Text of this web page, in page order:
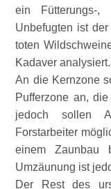
ein Fütterungs-,
Unbefugten ist
toten
Kadaver analysiert.
An die Kernzone
Pufferzone an,
jedoch sollen
Forstarbeiter
einem Zaunbau
Umzäunung ist
Der Rest des